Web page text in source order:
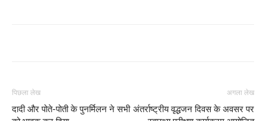
पिछला लेख
दादी और पोते-पोती के पुनर्मिलन ने सभी
अगला लेख
अंतर्राष्ट्रीय वृद्धजन दिवस के अवसर पर